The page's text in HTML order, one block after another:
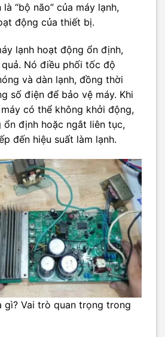
“bộ não” của máy lạnh,
động của thiết bị.
lạnh hoạt động ổn định,
Nó điều phối tốc độ
và dàn lạnh, đồng thời
số điện để bảo vệ máy. Khi
có thể không khởi động,
ổn định hoặc ngắt liên tục,
đến hiệu suất làm lạnh.
gì? Vai trò quan trọng trong